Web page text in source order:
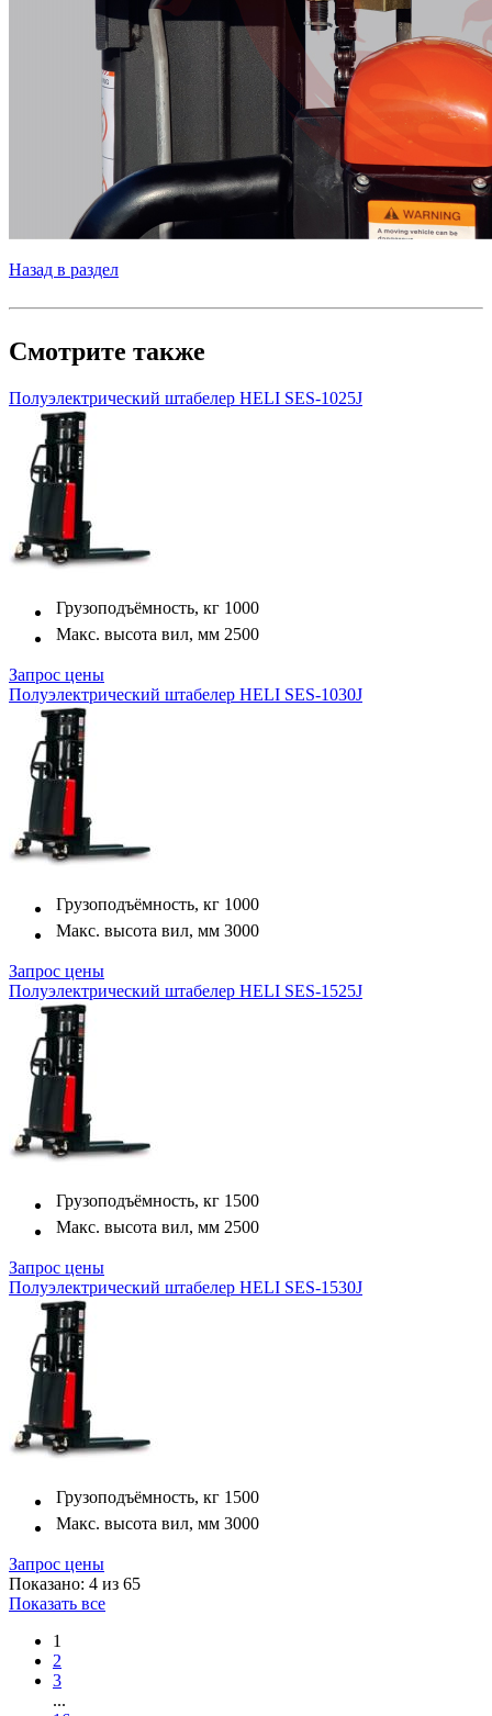
Назад в раздел
Смотрите также
Полуэлектрический штабелер HELI SES-1025J
Грузоподъёмность, кг 1000
Макс. высота вил, мм 2500
Запрос цены
Полуэлектрический штабелер HELI SES-1030J
Грузоподъёмность, кг 1000
Макс. высота вил, мм 3000
Запрос цены
Полуэлектрический штабелер HELI SES-1525J
Грузоподъёмность, кг 1500
Макс. высота вил, мм 2500
Запрос цены
Полуэлектрический штабелер HELI SES-1530J
Грузоподъёмность, кг 1500
Макс. высота вил, мм 3000
Запрос цены
Показано: 4 из 65
Показать все
1
2
3
...